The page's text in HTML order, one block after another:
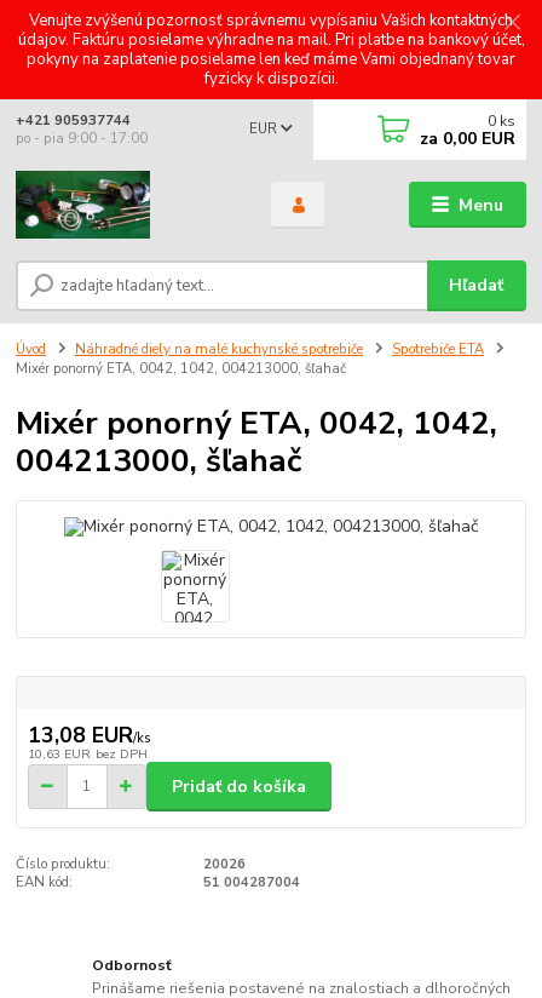
Venujte zvýšenú pozornosť správnemu vypísaniu Vašich kontaktných
údajov. Faktúru posielame výhradne na mail. Pri platbe na bankový účet,
pokyny na zaplatenie posielame len keď máme Vami objednaný tovar
fyzicky k dispozícii.
Menu
EUR
Hľadať
+421 905937744
po - pia 9:00 - 17:00
0 ks
za 0,00 EUR
Úvod Náhradné diely na malé kuchynské spotrebiče
Spotrebiče ETA
Mixér ponorný ETA, 0042, 1042, 004213000, šľahač
Mixér ponorný ETA, 0042, 1042,
004213000, šľahač
13,08 EUR/ks
10,63 EUR bez DPH
Pridať do košíka
Číslo produktu:
20026
EAN kód:
51 004287004
Odbornosť
Prinášame riešenia postavené na znalostiach a dlhoročných